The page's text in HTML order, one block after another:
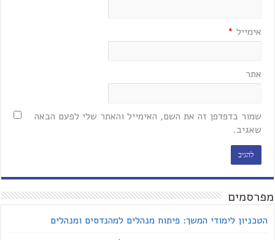
אימייל *
אתר
שמור בדפדפן זה את השם, האימייל והאתר שלי לפעם הבאה
שאגיב.
מפרסמים
הטכניון לימודי המשך: פיתוח מנהלים למהנדסים ומנהלים